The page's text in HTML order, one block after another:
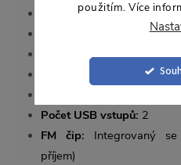
použitím. Více
Interní paměť (ROM): 32
4jádrový A53
Bluetooth:4.0
Počet USB vstupů: 2
FM čip: Integrovaný
příjem)